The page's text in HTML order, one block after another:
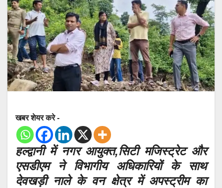
खबर शेयर करे -
हल्द्वानी में नगर आयुक्त,सिटी मजिस्ट्रेट और
एसडीएम ने विभागीय अधिकारियों के साथ
देवखड़ी नाले के वन क्षेत्र में अपस्ट्रीम का